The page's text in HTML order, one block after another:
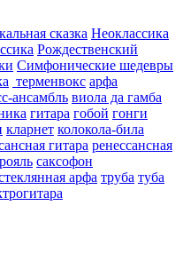
сказка Неоклассика
Рождественский
Симфонические шедевры
терменвокс арфа
ансамбль виола да гамба
гитара гобой гонги
кларнет колокола-била
гитара ренессансная
рояль саксофон
арфа труба туба